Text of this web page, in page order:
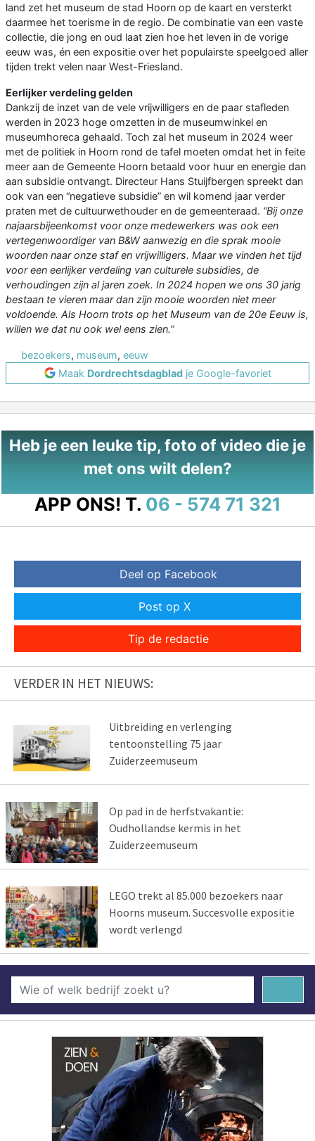
land zet het museum de stad Hoorn op de kaart en versterkt
daarmee het toerisme in de regio. De combinatie van een vaste
collectie, die jong en oud laat zien hoe het leven in de vorige
eeuw was, én een expositie over het populairste speelgoed aller
tijden trekt velen naar West-Friesland.
Eerlijker verdeling gelden
Dankzij de inzet van de vele vrijwilligers en de paar stafleden
werden in 2023 hoge omzetten in de museumwinkel en
museumhoreca gehaald. Toch zal het museum in 2024 weer
met de politiek in Hoorn rond de tafel moeten omdat het in feite
meer aan de Gemeente Hoorn betaald voor huur en energie dan
aan subsidie ontvangt. Directeur Hans Stuijfbergen spreekt dan
ook van een “negatieve subsidie” en wil komend jaar verder
praten met de cultuurwethouder en de gemeenteraad. “Bij onze
najaarsbijeenkomst voor onze medewerkers was ook een
vertegenwoordiger van B&W aanwezig en die sprak mooie
woorden naar onze staf en vrijwilligers. Maar we vinden het tijd
voor een eerlijker verdeling van culturele subsidies, de
verhoudingen zijn al jaren zoek. In 2024 hopen we ons 30 jarig
bestaan te vieren maar dan zijn mooie woorden niet meer
voldoende. Als Hoorn trots op het Museum van de 20e Eeuw is,
willen we dat nu ook wel eens zien.”
bezoekers, museum, eeuw
Maak Dordrechtsdagbladje Google-favoriet
Heb je een leuke tip, foto of video die je
met ons wilt delen?
APP ONS! T. 06 - 574 71 321
Deel op Facebook
Post op X
Tip de redactie
VERDER IN HET NIEUWS:
Uitbreiding en verlenging
tentoonstelling 75 jaar
Zuiderzeemuseum
Op pad in de herfstvakantie:
Oudhollandse kermis in het
Zuiderzeemuseum
LEGO trekt al 85.000 bezoekers naar
Hoorns museum. Succesvolle expositie
wordt verlengd